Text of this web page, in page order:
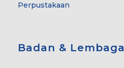
Perpustakaan
Badan & Lembaga